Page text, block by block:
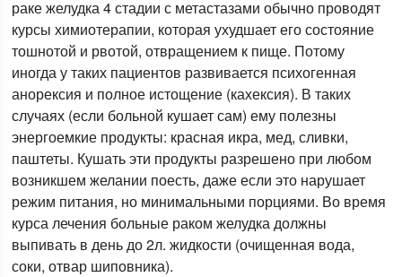
раке желудка 4 стадии с метастазами обычно проводят
курсы химиотерапии, которая ухудшает его состояние
тошнотой и рвотой, отвращением к пище. Потому
иногда у таких пациентов развивается психогенная
анорексия и полное истощение (кахексия). В таких
случаях (если больной кушает сам) ему полезны
энергоемкие продукты: красная икра, мед, сливки,
паштеты. Кушать эти продукты разрешено при любом
возникшем желании поесть, даже если это нарушает
режим питания, но минимальными порциями. Во время
курса лечения больные раком желудка должны
выпивать в день до 2л. жидкости (очищенная вода,
соки, отвар шиповника).